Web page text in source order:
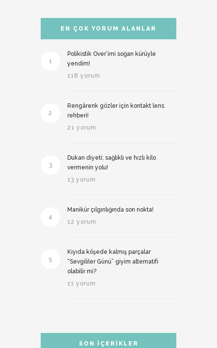
EN ÇOK YORUM ALANLAR
1
Polikistik Over’imi soğan kürüyle
yendim!
118 yorum
2
Rengârenk gözler için kontakt lens
rehberi!
21 yorum
3
Dukan diyeti; sağlıklı ve hızlı kilo
vermenin yolu!
13 yorum
4
Manikür çılgınlığında son nokta!
12 yorum
5
Kıyıda köşede kalmış parçalar
“Sevgililer Günü” giyim alternatifi
olabilir mi?
11 yorum
SON İÇERIKLER